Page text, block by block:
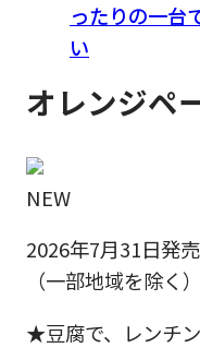
ったりの一台
い
オレンジペ
NEW
2026年7月31日発売
（一部地域を除く）
★豆腐で、レンチ